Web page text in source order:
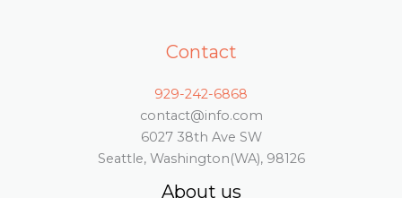
Contact
929-242-6868
contact@info.com
6027 38th Ave SW
Seattle, Washington(WA), 98126
About us